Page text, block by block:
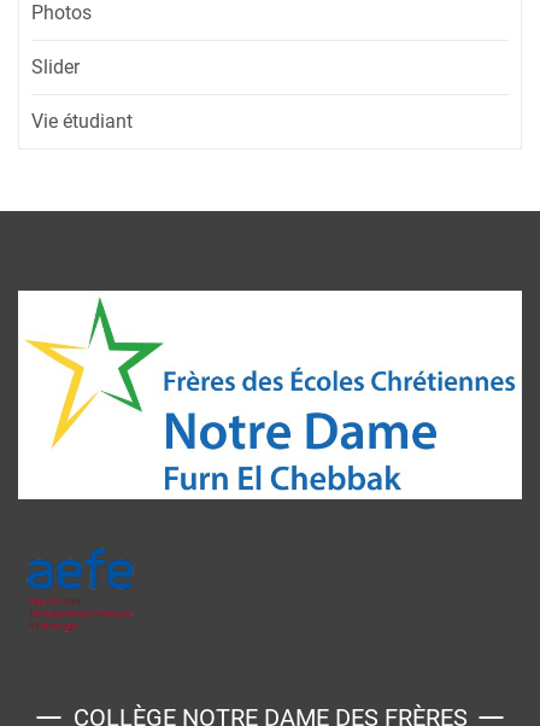
Photos
Slider
Vie étudiant
COLLÈGE NOTRE DAME DES FRÈRES